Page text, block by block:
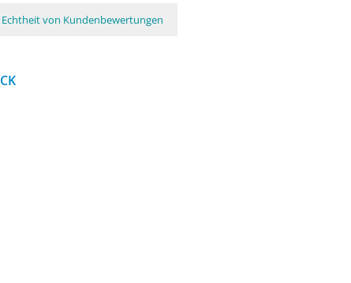
von Kundenbewertungen